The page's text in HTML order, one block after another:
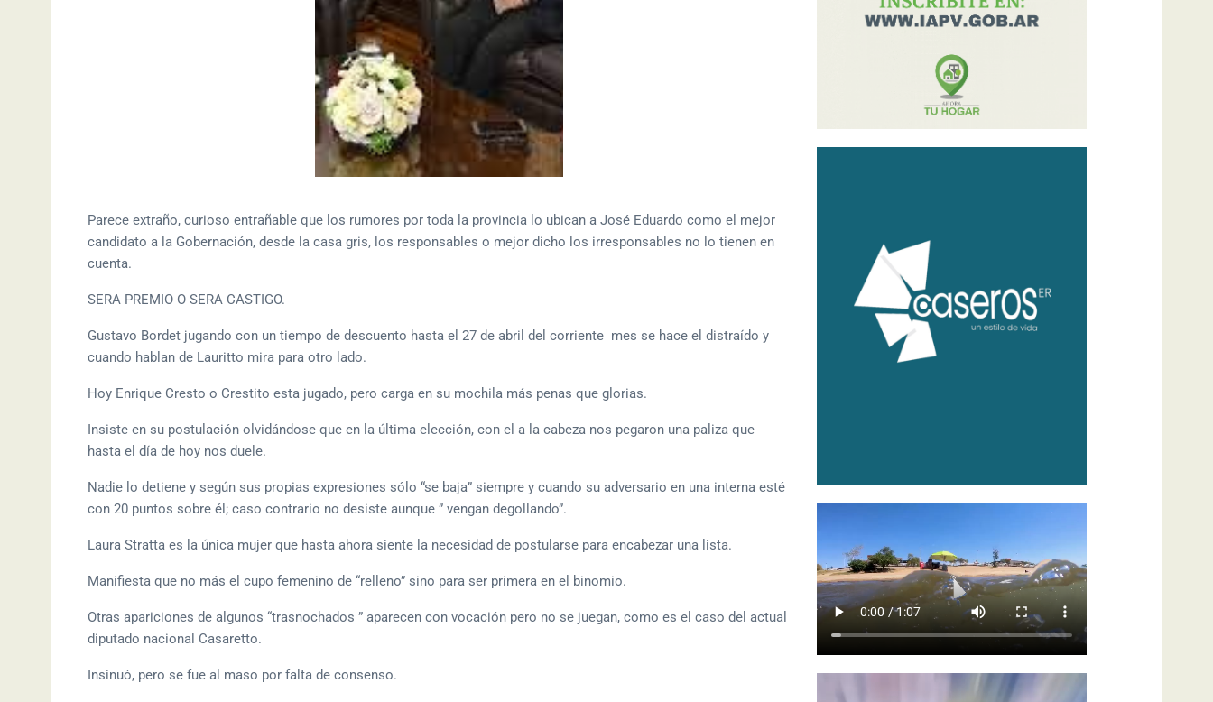
Parece extraño, curioso entrañable que los rumores por toda la provincia lo ubican a José Eduardo como el mejor
candidato a la Gobernación, desde la casa gris, los responsables o mejor dicho los irresponsables no lo tienen en
cuenta.
SERA PREMIO O SERA CASTIGO.
Gustavo Bordet jugando con un tiempo de descuento hasta el 27 de abril del corriente mes se hace el distraído y
cuando hablan de Lauritto mira para otro lado.
Hoy Enrique Cresto o Crestito esta jugado, pero carga en su mochila más penas que glorias.
Insiste en su postulación olvidándose que en la última elección, con el a la cabeza nos pegaron una paliza que
hasta el día de hoy nos duele.
Nadie lo detiene y según sus propias expresiones sólo “se baja” siempre y cuando su adversario en una interna esté
con 20 puntos sobre él; caso contrario no desiste aunque ” vengan degollando”.
Laura Stratta es la única mujer que hasta ahora siente la necesidad de postularse para encabezar una lista.
Manifiesta que no más el cupo femenino de “relleno” sino para ser primera en el binomio.
Otras apariciones de algunos “trasnochados ” aparecen con vocación pero no se juegan, como es el caso del actual
diputado nacional Casaretto.
Insinuó, pero se fue al maso por falta de consenso.